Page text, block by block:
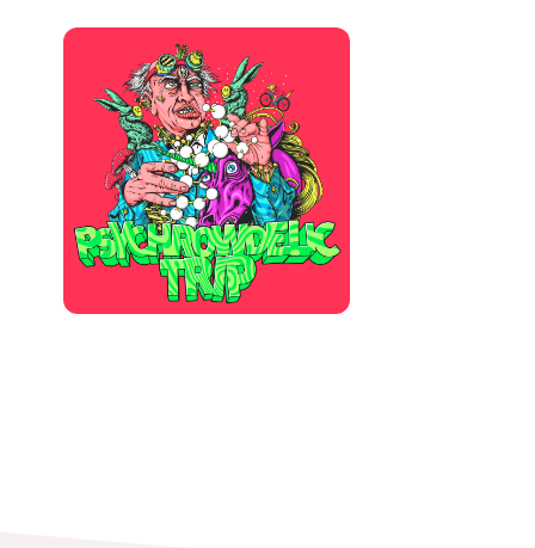
elrow News
Síguenos en tiktok
Síguenos en facebook
Síguenos en instagram
Síguenos en twitter
Síguenos en linkedin
Síguenos en youtube
Política de Privacidad
Política de Cookies
Aviso Legal
Política de Sostenibilidad